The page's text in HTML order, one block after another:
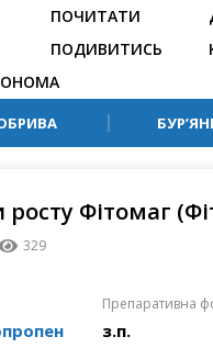
ПОЧИТАТИ
ПОДИВИТИСЬ
росту Фітомаг
329
Препаративна
з.п.